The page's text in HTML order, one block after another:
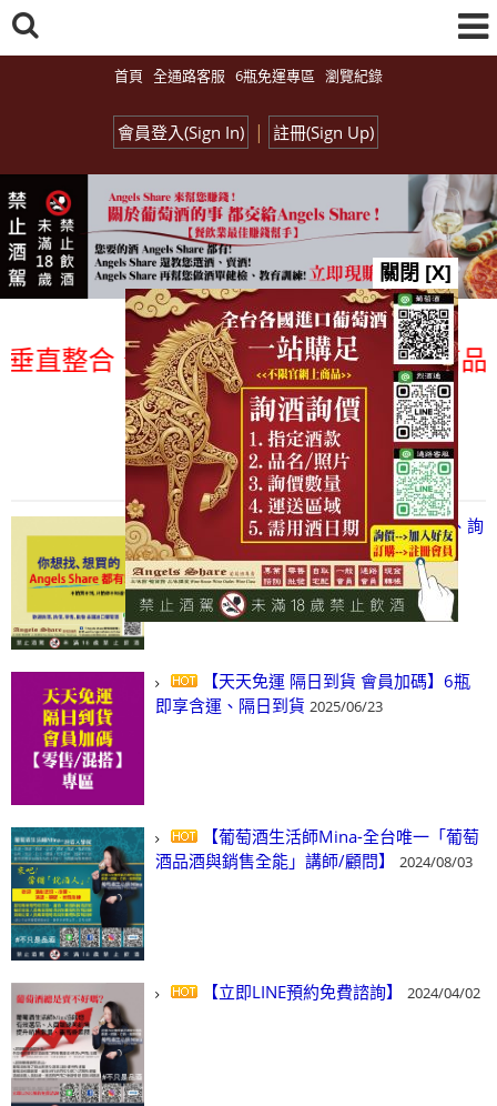
首頁 全通路客服 6瓶免運專區 瀏覽紀錄
會員登入(Sign In) | 註冊(Sign Up)
合、一次購足」各國進口酒類商品 專
總覽-促銷&活動
all events
【凡酒問Angels Share】線上選酒、詢
(尋)酒、詢價、零售、批發，看這裡!
2024/03/01
【天天免運 隔日到貨 會員加碼】6瓶
即享含運、隔日到貨 2025/06/23
【葡萄酒生活師Mina-全台唯一「葡萄
酒品酒與銷售全能」講師/顧問】
2024/08/03
【立即LINE預約免費諮詢】 2024/04/02
關閉 [X]